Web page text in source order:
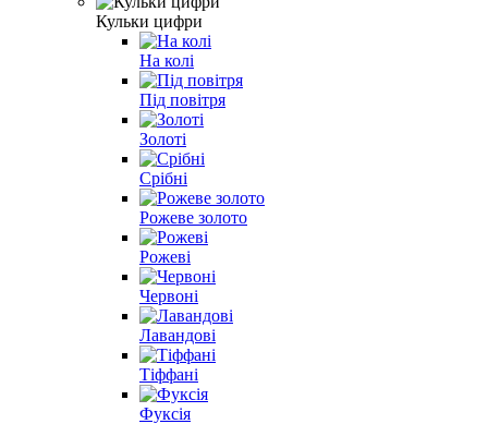
Кульки цифри
На колі
Під повітря
Золоті
Срібні
Рожеве золото
Рожеві
Червоні
Лавандові
Тіффані
Фуксія